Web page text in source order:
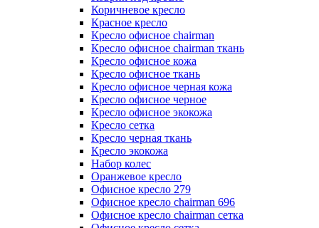
Коричневое кресло
Красное кресло
Кресло офисное chairman
Кресло офисное chairman ткань
Кресло офисное кожа
Кресло офисное ткань
Кресло офисное черная кожа
Кресло офисное черное
Кресло офисное экокожа
Кресло сетка
Кресло черная ткань
Кресло экокожа
Набор колес
Оранжевое кресло
Офисное кресло 279
Офисное кресло chairman 696
Офисное кресло chairman сетка